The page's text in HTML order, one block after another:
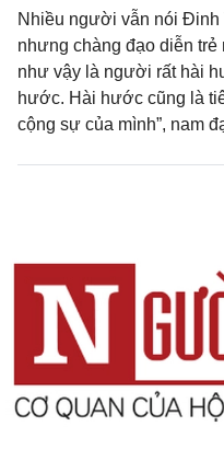
Nhiều người vẫn nói Đinh
nhưng chàng đạo diễn trẻ
như vậy là người rất hài
hước. Hài hước cũng là
cộng sự của mình”, nam